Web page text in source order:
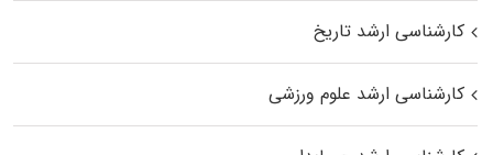
کارشناسی ارشد تاریخ
کارشناسی ارشد علوم ورزشی